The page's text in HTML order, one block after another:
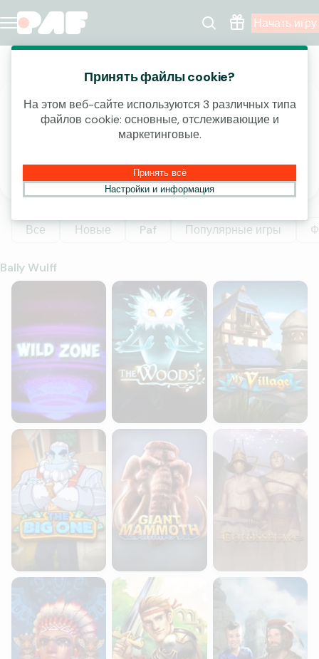
Начать игру
Казино
ВЫИГРАЙ ЧАСТЬ ОТ 4 000 000 €!
открыть
Все Новые Paf Популярные игры
Bally Wulff
Wild Zone
The Woods My Village
The Big One Giant Mammoth
Totem Stomp Hero's Quest Atlas Of Legends
Принять файлы cookie?
На этом веб-сайте используются 3 различных типа
файлов cookie: основные, отслеживающие и
маркетинговые.
Принять всё
Настройки и информация